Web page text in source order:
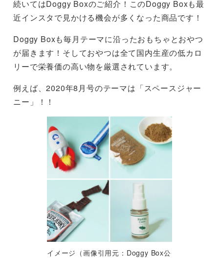
続いてはDoggy Boxのご紹介！このDoggy Boxも最
近インスタで見かける機会が多くなった商品です！
Doggy Boxも毎月テーマに沿ったおもちゃとおやつ
が届きます！そしておやつは全て国内生産の低カロ
リーで栄養価の高い物を厳選されています。
例えば、2020年8月号のテーマは「スペースジャー
ニー」！！
イメージ（画像引用元：Doggy Box公